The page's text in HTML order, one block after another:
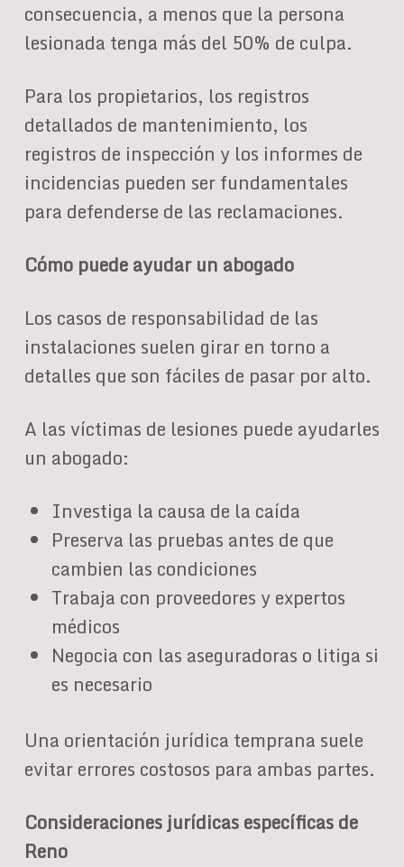
consecuencia, a menos que la persona
lesionada tenga más del 50% de culpa.
Para los propietarios, los registros
detallados de mantenimiento, los
registros de inspección y los informes de
incidencias pueden ser fundamentales
para defenderse de las reclamaciones.
Cómo puede ayudar un abogado
Los casos de responsabilidad de las
instalaciones suelen girar en torno a
detalles que son fáciles de pasar por alto.
A las víctimas de lesiones puede ayudarles
un abogado:
Investiga la causa de la caída
Preserva las pruebas antes de que
cambien las condiciones
Trabaja con proveedores y expertos
médicos
Negocia con las aseguradoras o litiga si
es necesario
Una orientación jurídica temprana suele
evitar errores costosos para ambas partes.
Consideraciones jurídicas específicas de
Reno